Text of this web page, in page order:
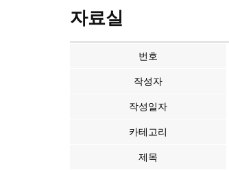
자료실
번호
작성자
작성일자
카테고리
제목